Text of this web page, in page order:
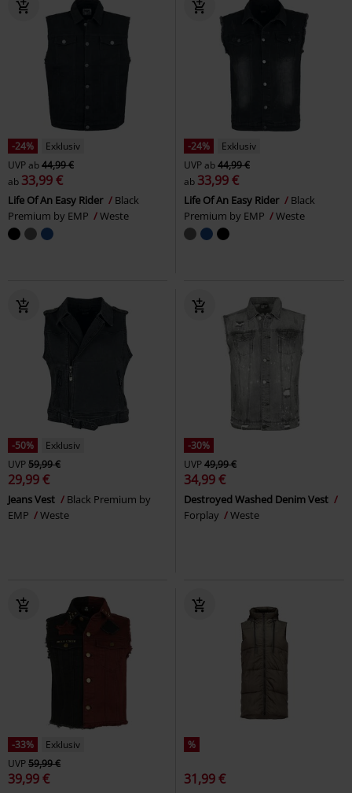
-24%
Exklusiv
UVPab44,99 €
ab 33,99 €
Life Of An Easy Rider
Black
Premium by EMP
Weste
-24%
Exklusiv
UVPab44,99 €
ab 33,99 €
Life Of An Easy Rider
Black
Premium by EMP
Weste
-50%
Exklusiv
UVP59,99 €
29,99 €
Jeans Vest
Black Premium by
EMP
Weste
-30%
UVP49,99 €
34,99 €
Destroyed Washed Denim Vest
Forplay
Weste
-33%
Exklusiv
UVP59,99 €
39,99 €
%
31,99 €